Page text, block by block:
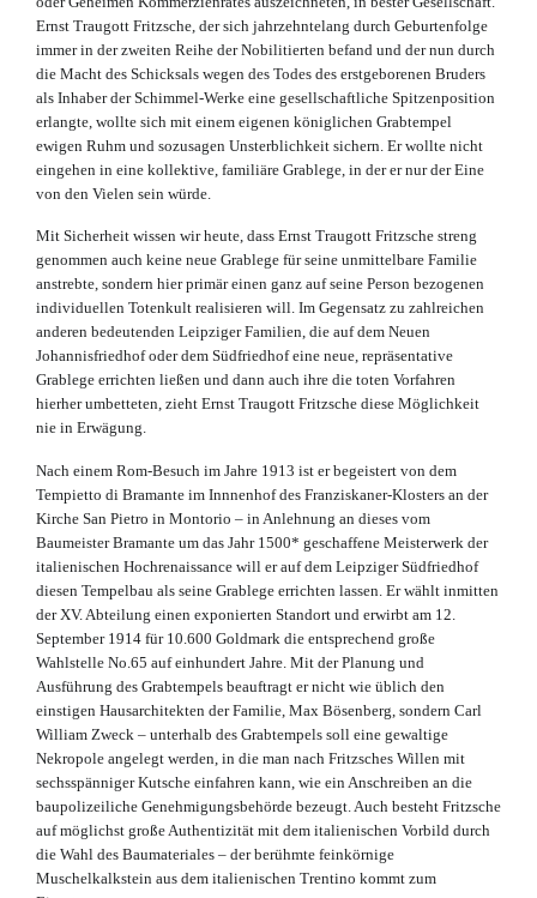
Ernst Traugott Fritzsche, der sich jahrzehntelang durch Geburtenfolge
immer in der zweiten Reihe der Nobilitierten befand und der nun durch
die Macht des Schicksals wegen des Todes des erstgeborenen Bruders
als Inhaber der Schimmel-Werke eine gesellschaftliche Spitzenposition
erlangte, wollte sich mit einem eigenen königlichen Grabtempel
ewigen Ruhm und sozusagen Unsterblichkeit sichern. Er wollte nicht
eingehen in eine kollektive, familiäre Grablege, in der er nur der Eine
von den Vielen sein würde.
Mit Sicherheit wissen wir heute, dass Ernst Traugott Fritzsche streng
genommen auch keine neue Grablege für seine unmittelbare Familie
anstrebte, sondern hier primär einen ganz auf seine Person bezogenen
individuellen Totenkult realisieren will. Im Gegensatz zu zahlreichen
anderen bedeutenden Leipziger Familien, die auf dem Neuen
Johannisfriedhof oder dem Südfriedhof eine neue, repräsentative
Grablege errichten ließen und dann auch ihre die toten Vorfahren
hierher umbetteten, zieht Ernst Traugott Fritzsche diese Möglichkeit
nie in Erwägung.
Nach einem Rom-Besuch im Jahre 1913 ist er begeistert von dem
Tempietto di Bramante im Innnenhof des Franziskaner-Klosters an der
Kirche San Pietro in Montorio – in Anlehnung an dieses vom
Baumeister Bramante um das Jahr 1500* geschaffene Meisterwerk der
italienischen Hochrenaissance will er auf dem Leipziger Südfriedhof
diesen Tempelbau als seine Grablege errichten lassen. Er wählt inmitten
der XV. Abteilung einen exponierten Standort und erwirbt am 12.
September 1914 für 10.600 Goldmark die entsprechend große
Wahlstelle No.65 auf einhundert Jahre. Mit der Planung und
Ausführung des Grabtempels beauftragt er nicht wie üblich den
einstigen Hausarchitekten der Familie, Max Bösenberg, sondern Carl
William Zweck – unterhalb des Grabtempels soll eine gewaltige
Nekropole angelegt werden, in die man nach Fritzsches Willen mit
sechsspänniger Kutsche einfahren kann, wie ein Anschreiben an die
baupolizeiliche Genehmigungsbehörde bezeugt. Auch besteht Fritzsche
auf möglichst große Authentizität mit dem italienischen Vorbild durch
die Wahl des Baumateriales – der berühmte feinkörnige
Muschelkalkstein aus dem italienischen Trentino kommt zum